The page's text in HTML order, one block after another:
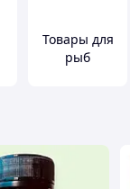
Товары для
рыб